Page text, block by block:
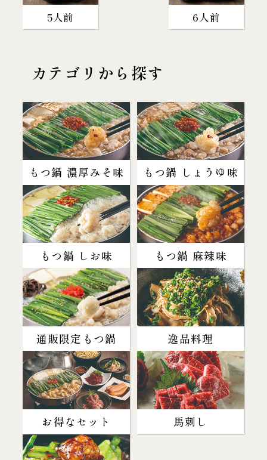
5人前 6人前
カテゴリから探す
もつ鍋 濃厚みそ味 もつ鍋 しょうゆ味
もつ鍋 しお味 もつ鍋 麻辣味
通販限定もつ鍋 逸品料理
お得なセット 馬刺し